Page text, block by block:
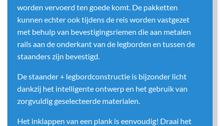
worden vervoerd ten goede komt. De pakketten
kunnen echter ook tijdens de reis worden vastgezet
met behulp van bevestigingsriemen die aan metalen
rails aan de onderkant van de legborden en tussen de
staanders zijn bevestigd.
De staander + legbordconstructie is bijzonder licht
dankzij het intelligente ontwerp en het gebruik van
zorgvuldig geselecteerde materialen.
Het inklappen van een plank is eenvoudig! Draai het